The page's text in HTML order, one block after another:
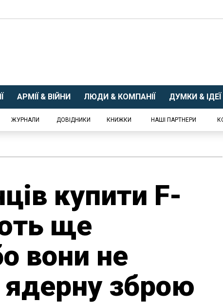
АРМІЇ & ВІЙНИ ЛЮДИ & КОМПАНІЇ ДУМКИ & ІДЕЇ
ЖУРНАЛИ ДОВІДНИКИ КНИЖКИ НАШІ ПАРТНЕРИ
купити F-
ще
вони не
ядерну зброю